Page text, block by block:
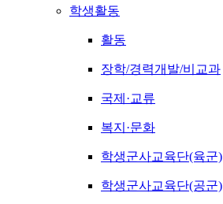
학생활동
활동
장학/경력개발/비교과
국제·교류
복지·문화
학생군사교육단(육군)
학생군사교육단(공군)